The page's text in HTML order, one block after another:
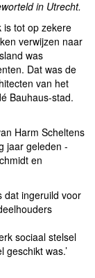
in Utrecht.
is tot op zekere
verwijzen naar
was
Dat was de
van het
Bauhaus-stad.
Harm Scheltens
jaar geleden -
en
dat ingeruild voor
sociaal stelsel
was.’